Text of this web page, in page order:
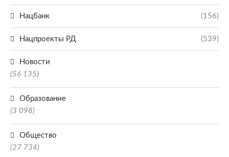
Нацбанк (156)
Нацпроекты РД (539)
Новости
(56 135)
Образование
(3 098)
Общество
(27 734)